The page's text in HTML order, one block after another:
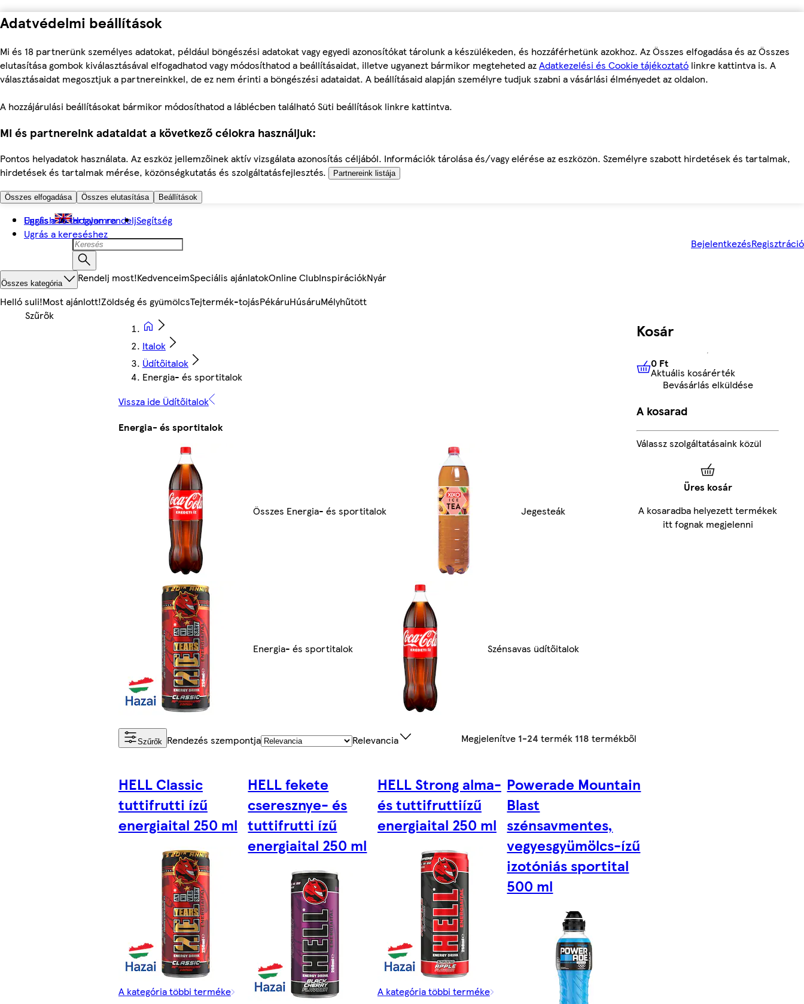
Adatvédelmi beállítások
Mi és 18 partnerünk személyes adatokat, például böngészési adatokat vagy egyedi azonosítókat tárolunk a készülékeden, és hozzáférhetünk azokhoz. Az Összes elfogadása és az Összes
elutasítása gombok kiválasztásával elfogadhatod vagy módosíthatod a beállításaidat, illetve ugyanezt bármikor megteheted azAdatkezelési és Cookie tájékoztató linkre kattintva is. A
választásaidat megosztjuk a partnereinkkel, de ez nem érinti a böngészési adataidat. A beállításaid alapján személyre tudjuk szabni a vásárlási élményedet az oldalon.
A hozzájárulási beállításokat bármikor módosíthatod a láblécben található Süti beállítások linkre kattintva.
Mi és partnereink adataidat a következő célokra használjuk:
Pontos helyadatok használata. Az eszköz jellemzőinek aktív vizsgálata azonosítás céljából. Információk tárolása és/vagy elérése az eszközön. Személyre szabott hirdetések és tartalmak,
hirdetések és tartalmak mérése, közönségkutatás és szolgáltatásfejlesztés.
Partnereink listája
Összes elfogadása Összes elutasítása Beállítások
Ugrás a fő tartalomra
Ugrás a kereséshez
English Hogyan rendeljSegítség
BejelentkezésRegisztráció
Összes kategória Rendelj most!KedvenceimSpeciális ajánlatokOnline ClubInspirációkNyár
Helló suli!Most ajánlott!Zöldség és gyümölcsTejtermék-tojásPékáruHúsáruMélyhűtött
Italok
Üdítőitalok
Energia- és sportitalok
Vissza ide Üdítőitalok
Energia- és sportitalok
Összes Energia- és sportitalok Jegesteák
Energia- és sportitalok Szénsavas üdítőitalok
Szűrők Rendezés szempontja Relevancia Megjelenítve 1-24 termék 118 termékből
HELL Classic
tuttifrutti ízű
energiaital 250 ml
A kategória többi terméke
HELL fekete
cseresznye- és
tuttifrutti ízű
energiaital 250 ml
HELL Strong alma-
és tuttifruttiízű
energiaital 250 ml
A kategória többi terméke
Powerade Mountain
Blast
szénsavmentes,
vegyesgyümölcs-ízű
izotóniás sportital
500 ml
Kosár
0 FtAktuális kosárérték
0 Ft
Aktuális kosárérték
Bevásárlás elküldése
A kosarad
Válassz szolgáltatásaink közül
Üres kosár
A kosaradba helyezett termékek
itt fognak megjelenni